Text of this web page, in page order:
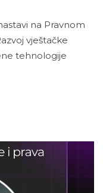
na Pravnom
vještačke
tehnologije